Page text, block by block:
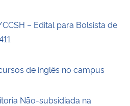
– Edital para Bolsista de
de inglês no campus
Não-subsidiada na